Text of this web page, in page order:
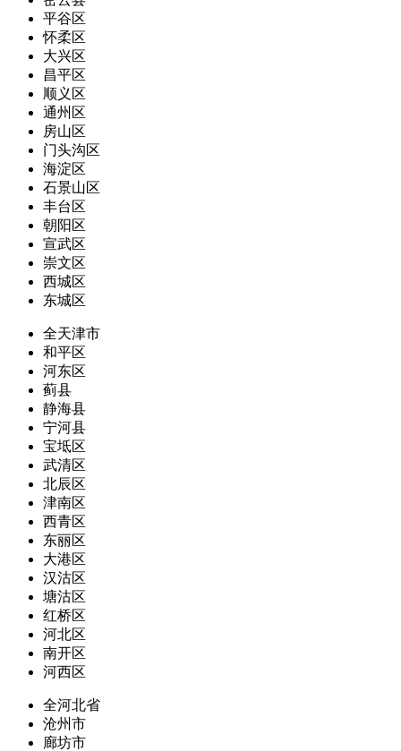
平谷区
怀柔区
大兴区
昌平区
顺义区
通州区
房山区
门头沟区
海淀区
石景山区
丰台区
朝阳区
宣武区
崇文区
西城区
东城区
全天津市
和平区
河东区
蓟县
静海县
宁河县
宝坻区
武清区
北辰区
津南区
西青区
东丽区
大港区
汉沽区
塘沽区
红桥区
河北区
南开区
河西区
全河北省
沧州市
廊坊市